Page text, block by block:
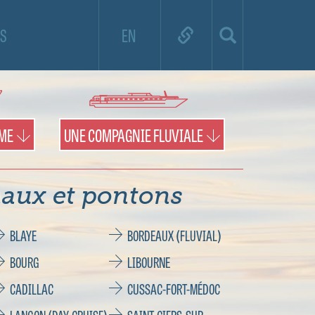
EN
de croisière et utilisez la carte pour
territoires et les pontons.
UNE COMPAGNIE FLUVIALE
et pontons
BLAYE
BORDEAUX (FLUVIAL)
BOURG
LIBOURNE
CADILLAC
CUSSAC-FORT-MÉDOC